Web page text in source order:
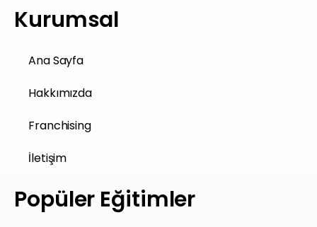
Kurumsal
Ana Sayfa
Hakkımızda
Franchising
İletişim
Popüler Eğitimler